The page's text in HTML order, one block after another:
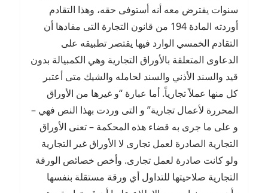
سنوات يفترض معه أنه أستوفى حقه، وهذا التقادم
أوردته المادة 194 من قانون التجارة التى مفادها أن
التقادم الخمسي الوارد فيها يقتصر تطبيقه على
الدعاوى المتعلقة بالأوراق التجارية وهي الكمبيالة بدون
قيد والسند الأذني والسند لحامله والشيك متى أعتبر
كل منها عملاً تجارياً. أما عبارة “و غيرها من الأوراق
المحررة لأعمال تجارية” و التى وردت بهذا النص فهي –
و على ما جرى به قضاء هذه المحكمة – تعنى الأوراق
التجارية الصادرة لعمل تجارى لا الأوراق غير التجارية
ولو كانت صادرة لعمل تجارى. وأخص خصائص الورقة
التجارية صلاحيتها للتداول أي ورقة مستقلة بنفسها